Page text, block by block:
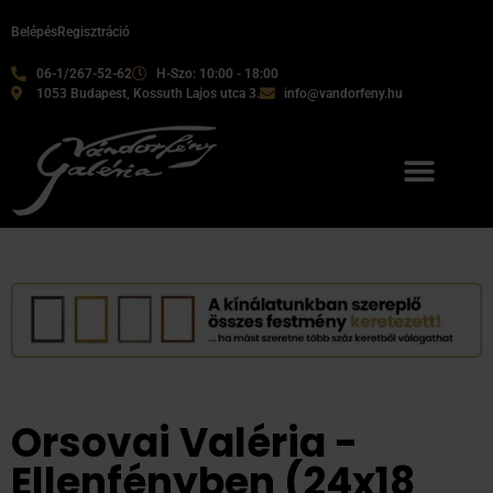
06-1/267-52-62
H-Szo: 10:00 - 18:00
1053 Budapest, Kossuth Lajos utca 3.
info@vandorfeny.hu
BelépésRegisztráció
Orsovai Valéria -